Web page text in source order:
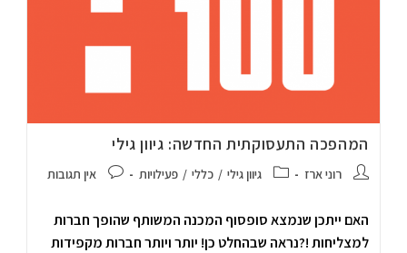
המהפכה התעסוקתית החדשה: גיוון גילי
רוני ארז גיוון גילי / כללי / פעילויות אין תגובות
האם ייתכן שנמצא סופסוף המכנה המשותף שהופך חברות
למצליחות !?נראה שבהחלט כן! יותר ויותר חברות מקפידות